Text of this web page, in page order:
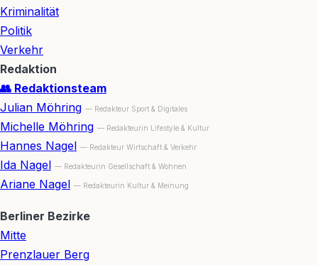
Kriminalität
Politik
Verkehr
Redaktion
👥 Redaktionsteam
Julian Möhring — Redakteur Sport & Digitales
Michelle Möhring — Redakteurin Lifestyle & Kultur
Hannes Nagel — Redakteur Wirtschaft & Verkehr
Ida Nagel — Redakteurin Gesellschaft & Wohnen
Ariane Nagel — Redakteurin Kultur & Meinung
Berliner Bezirke
Mitte
Prenzlauer Berg